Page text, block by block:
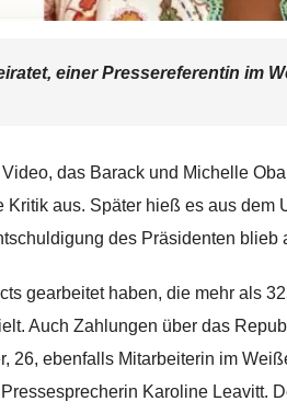
einer Pressereferentin im
das Barack und Michelle
aus. Später hieß es aus dem
des Präsidenten blieb
gearbeitet haben, die mehr als
Auch Zahlungen über das
26, ebenfalls Mitarbeiterin im
Karoline Leavitt.